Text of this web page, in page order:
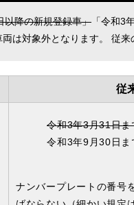
以降の新規登録車」 「令和3
は対象外となります。 従来
従
令和3年3月31日
令和3年9月30日ま
ナンバープレートの番号